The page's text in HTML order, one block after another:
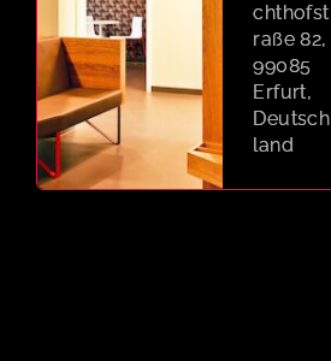
chthofst
raße 82,
99085
Erfurt,
Deutsch
land